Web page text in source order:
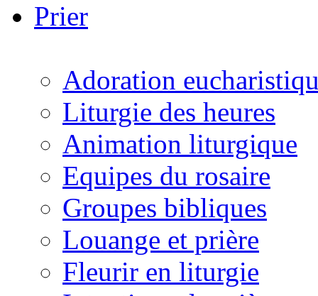
Prier
Adoration
Liturgie des heures
Animation liturgique
Equipes du rosaire
Groupes bibliques
Louange et prière
Fleurir en liturgie